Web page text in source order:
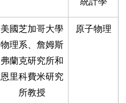
美國芝加哥大學
物理系、詹姆斯
弗蘭克研究所和
恩里科費米研究
所教授
原子物理